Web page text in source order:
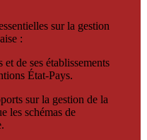
sur la gestion
:
de ses établissements
État-Pays.
sur la gestion de la
les schémas de